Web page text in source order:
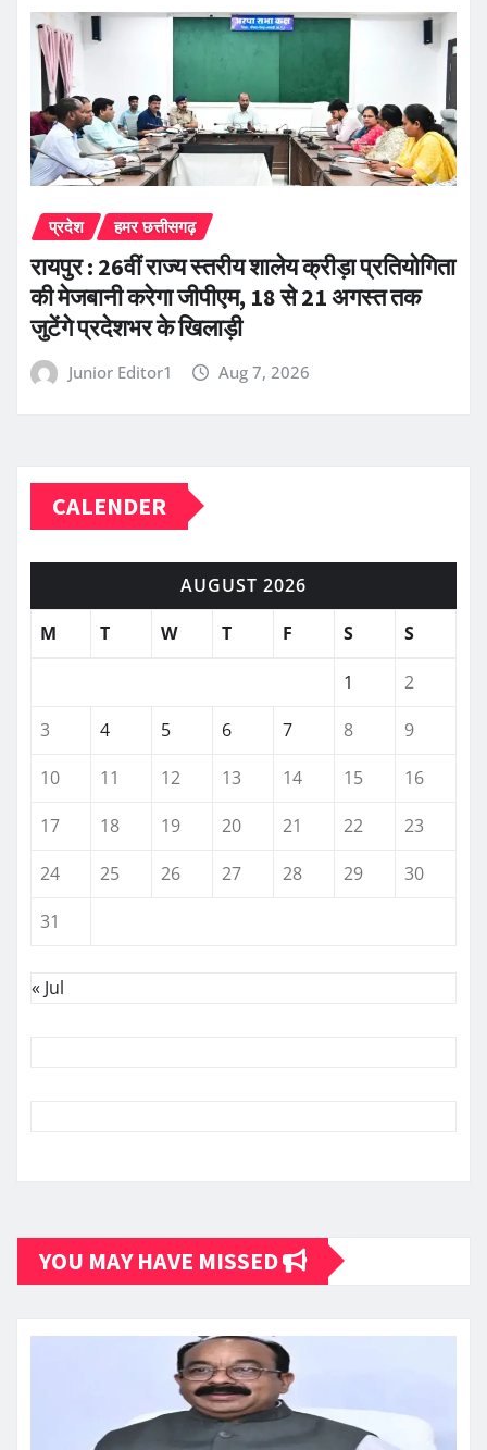
प्रदेश हमर छत्तीसगढ़
रायपुर : 26वीं राज्य स्तरीय शालेय क्रीड़ा प्रतियोगिता
की मेजबानी करेगा जीपीएम, 18 से 21 अगस्त तक
जुटेंगे प्रदेशभर के खिलाड़ी
Junior Editor1 Aug 7, 2026
CALENDER
AUGUST 2026
M
T W T F S S
1
2
3
4 5 6 7 8
9
10
11 12 13 14 15
16
17
18 19 20 21 22
23
24
25 26 27 28 29
30
31
« Jul
YOU MAY HAVE MISSED